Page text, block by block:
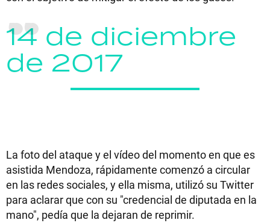
14 de diciembre
de 2017
La foto del ataque y el vídeo del momento en que es
asistida Mendoza, rápidamente comenzó a circular
en las redes sociales, y ella misma, utilizó su Twitter
para aclarar que con su "credencial de diputada en la
mano", pedía que la dejaran de reprimir.